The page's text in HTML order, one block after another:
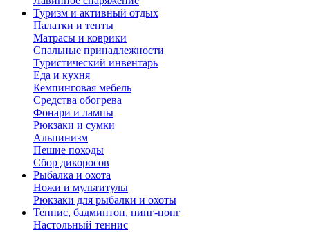
Туризм и активный отдых
Палатки и тенты
Матрасы и коврики
Спальные принадлежности
Туристический инвентарь
Еда и кухня
Кемпинговая мебель
Средства обогрева
Фонари и лампы
Рюкзаки и сумки
Альпинизм
Пешие походы
Сбор дикоросов
Рыбалка и охота
Ножи и мультитулы
Рюкзаки для рыбалки и охоты
Теннис, бадминтон, пинг-понг
Настольный теннис